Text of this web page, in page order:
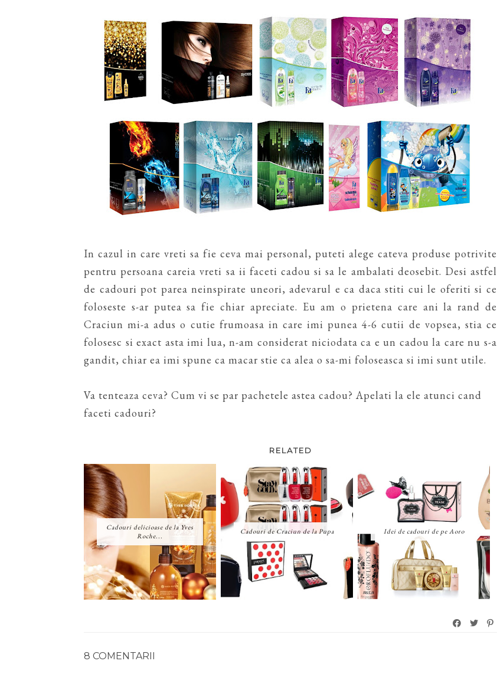
In cazul in care vreti sa fie ceva mai personal, puteti alege cateva produse potrivite
pentru persoana careia vreti sa ii faceti cadou si sa le ambalati deosebit. Desi astfel
de cadouri pot parea neinspirate uneori, adevarul e ca daca stiti cui le oferiti si ce
foloseste s-ar putea sa fie chiar apreciate. Eu am o prietena care ani la rand de
Craciun mi-a adus o cutie frumoasa in care imi punea 4-6 cutii de vopsea, stia ce
folosesc si exact asta imi lua, n-am considerat niciodata ca e un cadou la care nu s-a
gandit, chiar ea imi spune ca macar stie ca alea o sa-mi foloseasca si imi sunt utile.
Va tenteaza ceva? Cum vi se par pachetele astea cadou? Apelati la ele atunci cand
faceti cadouri?
RELATED
Cadouri delicioase de la Yves
Roche...
Cadouri de Craciun de la Pupa Idei de cadouri de pe Aoro
8 COMENTARII